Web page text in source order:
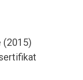
(2015)